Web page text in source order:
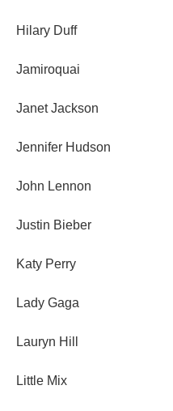
Hilary Duff
Jamiroquai
Janet Jackson
Jennifer Hudson
John Lennon
Justin Bieber
Katy Perry
Lady Gaga
Lauryn Hill
Little Mix